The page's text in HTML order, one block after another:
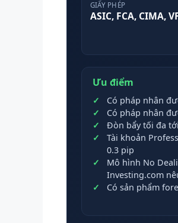
GIẤY PHÉP
ASIC, FCA, CIMA,
Ưu điểm
Có pháp nhân
Có pháp nhân
Đòn bẩy tối đa
Tài khoản
0.3 pip
Mô hình No
Investing.com
Có sản phẩm